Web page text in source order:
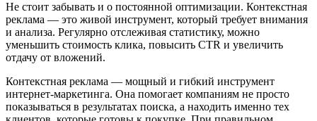
Не стоит забывать и о постоянной оптимизации. Контекстная
реклама — это живой инструмент, который требует внимания
и анализа. Регулярно отслеживая статистику, можно
уменьшить стоимость клика, повысить CTR и увеличить
отдачу от вложений.
Контекстная реклама — мощный и гибкий инструмент
интернет-маркетинга. Она помогает компаниям не просто
показываться в результатах поиска, а находить именно тех